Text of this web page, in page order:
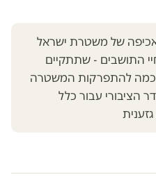
של משטרת ישראל
התושבים - שתתקיים
להתפרקות המשטרה
הציבורי עבור כלל